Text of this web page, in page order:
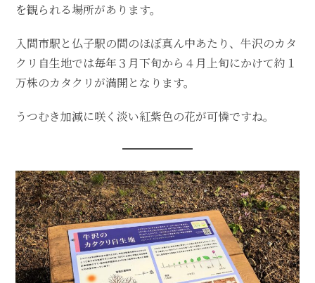
を観られる場所があります。
入間市駅と仏子駅の間のほぼ真ん中あたり、牛沢のカタ
クリ自生地では毎年３月下旬から４月上旬にかけて約１
万株のカタクリが満開となります。
うつむき加減に咲く淡い紅紫色の花が可憐ですね。